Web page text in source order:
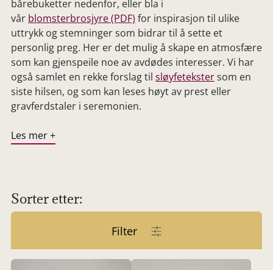
bårebuketter nedenfor, eller bla i
vår blomsterbrosjyre (PDF) for inspirasjon til ulike
uttrykk og stemninger som bidrar til å sette et
personlig preg. Her er det mulig å skape en atmosfære
som kan gjenspeile noe av avdødes interesser. Vi har
også samlet en rekke forslag til sløyfetekstersom en
siste hilsen, og som kan leses høyt av prest eller
gravferdstaler i seremonien.
Les mer +
søker du etter avdødes navn og klikker på
blomsterikonet. Blomstene blir automatisk sendt til
riktig seremonisted eller hjem til de etterlatte uten at
du trenger å måtte huske tid eller sted.
Sorter etter:
Filter